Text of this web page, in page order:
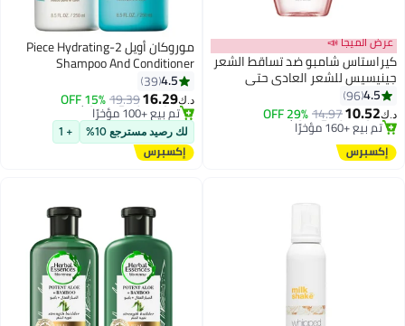
عرض الميجا 📣
كيراستاس شامبو ضد تساقط الشعر
جينيسيس للشعر العادي حتى
الدهني 250ملليلتر
4.5
96
د.ك‏10.52
14.97
29% OFF
#5 في منتجات الشامبو
أقل سعر في 7 يوم
تم بيع +160 مؤخرًا
موروكان أويل 2-Piece Hydrating
Shampoo And Conditioner
250x2ملليلتر
4.5
39
د.ك‏16.29
19.39
15% OFF
#2 في مجموعات الشامبو والبلسم
أقل سعر في 30 يوم
تم بيع +100 مؤخرًا
#2 في مجموعات الشامبو والبلسم
لك رصيد مسترجع 10% + 1